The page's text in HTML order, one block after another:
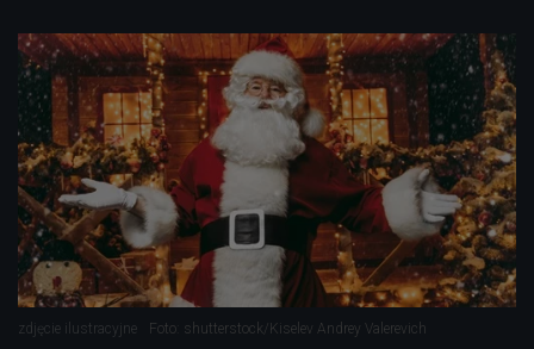
zdjęcie ilustracyjne Foto: shutterstock/Kiselev Andrey Valerevich